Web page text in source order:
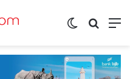
Switch skin